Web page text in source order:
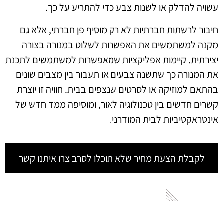
עשויה להדלק או לשנות צבע כדי להתריע על כך.
חיבור לרשתות חברתיות לא רק מוסיף פן חברתי, אלא גם
מקנה למשתמשים את האפשרות לשלוט במנורה בצורה
יצירתית. קיימות אפליקציות שמאפשרות למשתמשים לתכנת
את המנורה כך שתשנה צבעים או תעבור בין מצבים שונים
בהתאם למוזיקה או לסרטים שנצפים בבית. חוויה זו יוצרת
קשרים חדשים בין טכנולוגיה לאור, ומוסיפה ממד חדש של
אינטראקטיביות לבית המודרני.
לקבלת הצעת מחיר שלא תוכלו לסרב צרו איתנו קשר